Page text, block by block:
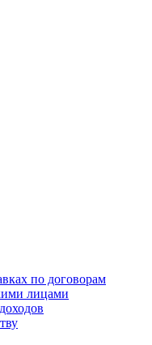
по договорам
лицами